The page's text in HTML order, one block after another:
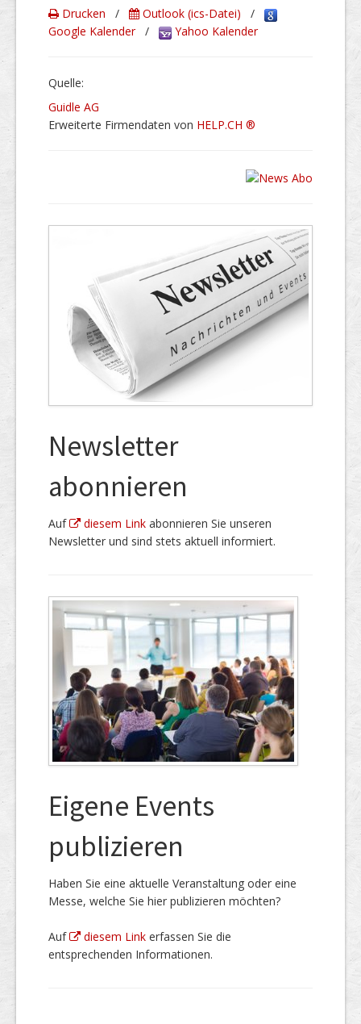
Drucken / Outlook (ics-Datei) /
Google Kalender/ Yahoo Kalender
Quelle:
Guidle AG
Erweiterte Firmendaten von HELP.CH ®
Newsletter
abonnieren
Auf diesem Link abonnieren Sie unseren
Newsletter und sind stets aktuell informiert.
Eigene Events
publizieren
Haben Sie eine aktuelle Veranstaltung oder eine
Messe, welche Sie hier publizieren möchten?
Auf diesem Link erfassen Sie die
entsprechenden Informationen.